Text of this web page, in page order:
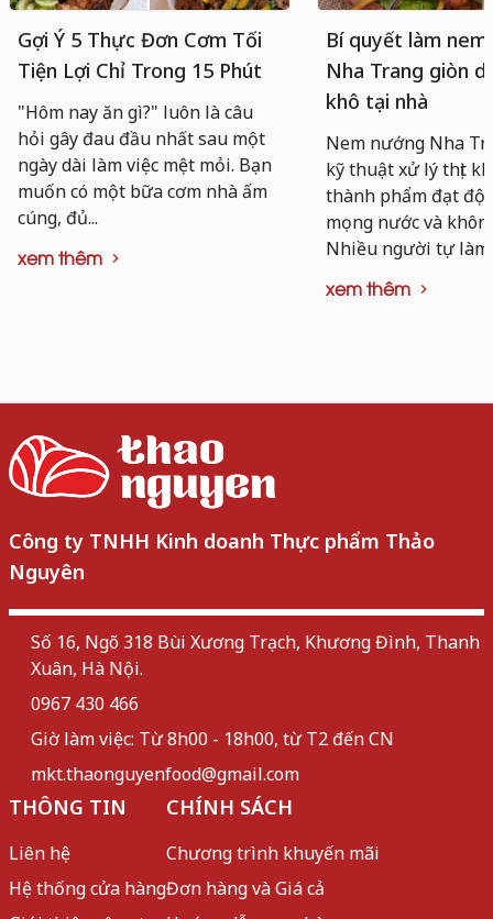
Gợi Ý 5 Thực Đơn Cơm Tối
Tiện Lợi Chỉ Trong 15 Phút
"Hôm nay ăn gì?" luôn là câu
hỏi gây đau đầu nhất sau một
ngày dài làm việc mệt mỏi. Bạn
muốn có một bữa cơm nhà ấm
cúng, đủ...
xem thêm
Bí quyết làm
Nha Trang giòn
khô tại nhà
Nem nướng Nha
kỹ thuật xử lý thịt
thành phẩm đạt độ
mọng nước và
Nhiều người tự
xem thêm
Công ty TNHH Kinh doanh Thực phẩm Thảo
Nguyên
Số 16, Ngõ 318 Bùi Xương Trạch, Khương Đình, Thanh
Xuân, Hà Nội.
0967 430 466
Giờ làm việc: Từ 8h00 - 18h00, từ T2 đến CN
mkt.thaonguyenfood@gmail.com
THÔNG TIN
Liên hệ
Hệ thống cửa hàng
CHÍNH SÁCH
Chương trình khuyến mãi
Đơn hàng và Giá cả